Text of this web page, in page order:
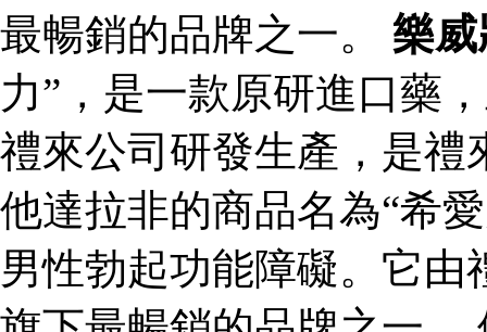
最暢銷的品牌之一。 樂威
力”，是一款原研進口藥
禮來公司研發生產，是禮
他達拉非的商品名為“希
男性勃起功能障礙。它